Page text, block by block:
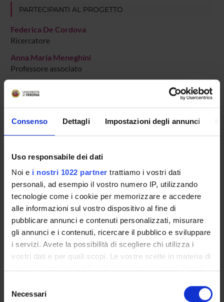
Consenso Dettagli Impostazioni degli annunci
Uso responsabile dei dati
Noi e i nostri 1022 partner trattiamo i vostri dati
personali, ad esempio il vostro numero IP, utilizzando
tecnologie come i cookie per memorizzare e accedere
alle informazioni sul vostro dispositivo al fine di
pubblicare annunci e contenuti personalizzati, misurare
gli annunci e i contenuti, ricercare il pubblico e sviluppare
i servizi. Avete la possibilità di scegliere chi utilizza i
vostri dati e per quali scopi. Le vostre scelte in materia di
modificare o revocare il proprio consenso in qualsiasi
delNecessari
PARTECIPANTI AL PROGETTO
Federica De Cordova
Ricercatore
Anna Maria Meneghini
Professore associato
Francesco Tommasi
Professore a contratto
Giada, Diletta Mignolli
Università di Verona Dipartimento di Scienze Umane PhD
student
Daiana Colledani
Università La Sapienza, Roma Dipartimento di Psicologia
Ricercatrice
Laura Cunico
Università di Verona Scuola di Medicina e Chirurgia
AOUI di Verona Infermiera Terapia Intensiva Generale